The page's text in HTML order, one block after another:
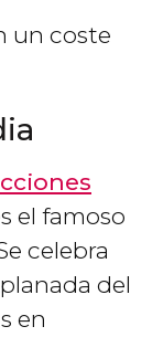
un coste
el famoso
celebra
del
en